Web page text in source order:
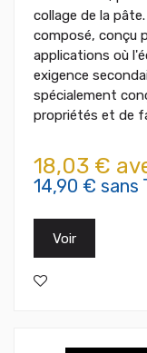
collage de la
composé, conçu
applications où
exigence
spécialement
propriétés et de
18,03 €
14,90 € sans
Voir